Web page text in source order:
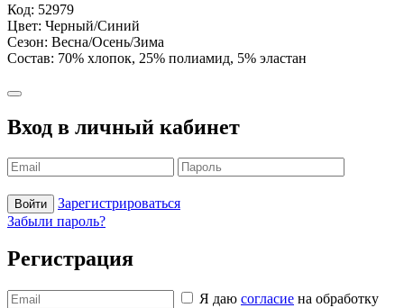
Код: 52979
Цвет: Черный/Синий
Сезон: Весна/Осень/Зима
Состав: 70% хлопок, 25% полиамид, 5% эластан
Вход в личный кабинет
Войти
Зарегистрироваться
Забыли пароль?
Регистрация
Я даю согласие на обработку